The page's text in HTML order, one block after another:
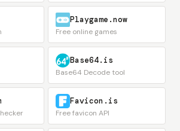
Playgame.now
Free online games
Base64.is
Base64 Decode tool
Favicon.is
Free favicon API